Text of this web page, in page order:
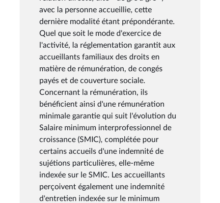
avec la personne accueillie, cette
dernière modalité étant prépondérante.
Quel que soit le mode d'exercice de
l'activité, la réglementation garantit aux
accueillants familiaux des droits en
matière de rémunération, de congés
payés et de couverture sociale.
Concernant la rémunération, ils
bénéficient ainsi d'une rémunération
minimale garantie qui suit l'évolution du
Salaire minimum interprofessionnel de
croissance (SMIC), complétée pour
certains accueils d'une indemnité de
sujétions particulières, elle-même
indexée sur le SMIC. Les accueillants
perçoivent également une indemnité
d'entretien indexée sur le minimum